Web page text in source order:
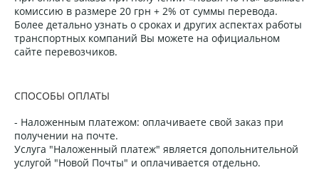
комиссию в размере 20 грн + 2% от суммы перевода.
Более детально узнать о сроках и других аспектах работы
транспортных компаний Вы можете на официальном
сайте перевозчиков.
СПОСОБЫ ОПЛАТЫ
- Наложенным платежом: оплачиваете свой заказ при
получении на почте.
Услуга "Наложенный платеж" является допольнительной
услугой "Новой Почты" и оплачивается отдельно.